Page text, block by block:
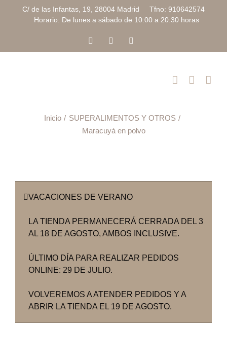
C/ de las Infantas, 19, 28004 Madrid Tfno: 910642574
Horario: De lunes a sábado de 10:00 a 20:30 horas
FacebookInstagram
Inicio
SUPERALIMENTOS Y OTROS
Maracuyá en polvo
VACACIONES DE VERANO
LA TIENDA PERMANECERÁ CERRADA DEL 3
AL 18 DE AGOSTO, AMBOS INCLUSIVE.
ÚLTIMO DÍA PARA REALIZAR PEDIDOS
ONLINE: 29 DE JULIO.
VOLVEREMOS A ATENDER PEDIDOS Y A
ABRIR LA TIENDA EL 19 DE AGOSTO.